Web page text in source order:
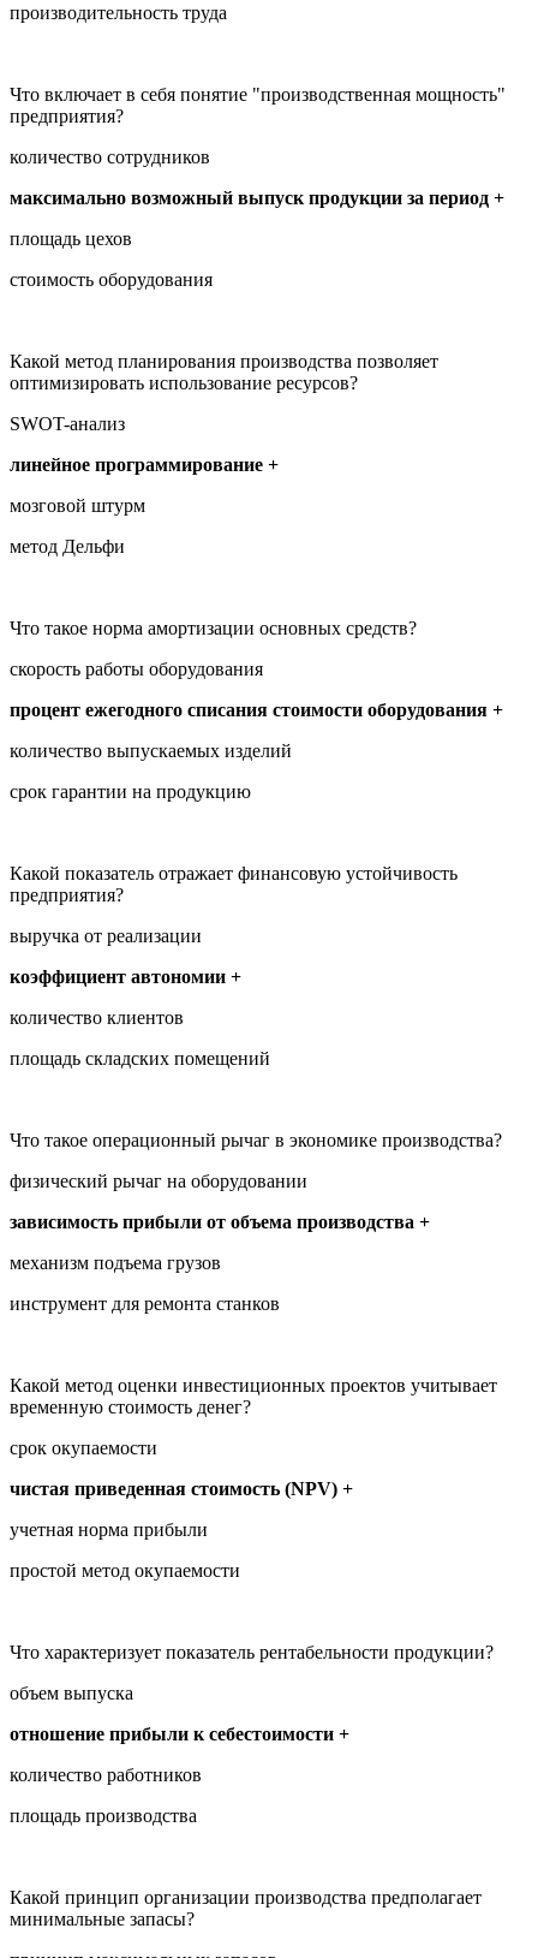
производительность труда
Что включает в себя понятие "производственная мощность"
предприятия?
количество сотрудников
максимально возможный выпуск продукции за период +
площадь цехов
стоимость оборудования
Какой метод планирования производства позволяет
оптимизировать использование ресурсов?
SWOT-анализ
линейное программирование +
мозговой штурм
метод Дельфи
Что такое норма амортизации основных средств?
скорость работы оборудования
процент ежегодного списания стоимости оборудования +
количество выпускаемых изделий
срок гарантии на продукцию
Какой показатель отражает финансовую устойчивость
предприятия?
выручка от реализации
коэффициент автономии +
количество клиентов
площадь складских помещений
Что такое операционный рычаг в экономике производства?
физический рычаг на оборудовании
зависимость прибыли от объема производства +
механизм подъема грузов
инструмент для ремонта станков
Какой метод оценки инвестиционных проектов учитывает
временную стоимость денег?
срок окупаемости
чистая приведенная стоимость (NPV) +
учетная норма прибыли
простой метод окупаемости
Что характеризует показатель рентабельности продукции?
объем выпуска
отношение прибыли к себестоимости +
количество работников
площадь производства
Какой принцип организации производства предполагает
минимальные запасы?